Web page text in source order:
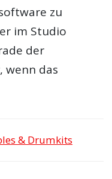
zu
im Studio
der
wenn das
& Drumkits